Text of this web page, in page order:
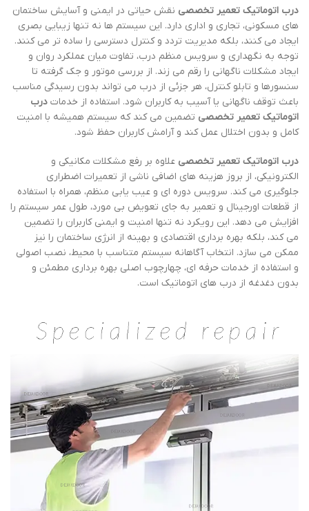
درب اتوماتیک تعمیر تخصصی نقش حیاتی در ایمنی و آسایش ساختمان
های مسکونی، تجاری و اداری دارد. این سیستم ها نه تنها زیبایی بصری
ایجاد می کنند، بلکه مدیریت تردد و کنترل دسترسی را ساده تر می کنند.
توجه به نگهداری و سرویس منظم درب، تفاوت میان عملکرد روان و
ایجاد مشکلات ناگهانی را رقم می زند. از بررسی موتور و جک گرفته تا
سنسورها و تابلو کنترل، هر جزئی از درب می تواند بدون رسیدگی مناسب
باعث توقف ناگهانی یا آسیب به کاربران شود. استفاده از خدمات درب
اتوماتیک تعمیر تخصصی تضمین می کند که سیستم همیشه با امنیت
کامل و بدون اختلال عمل کند و آرامش کاربران حفظ شود.
درب اتوماتیک تعمیر تخصصی علاوه بر رفع مشکلات مکانیکی و
الکترونیکی، از بروز هزینه های اضافی ناشی از تعمیرات اضطراری
جلوگیری می کند. سرویس دوره ای و عیب یابی منظم، همراه با استفاده
از قطعات اورجینال و تعمیر به جای تعویض بی مورد، طول عمر سیستم را
افزایش می دهد. این رویکرد نه تنها امنیت و ایمنی کاربران را تضمین
می کند، بلکه بهره برداری اقتصادی و بهینه از انرژی ساختمان را نیز
ممکن می سازد. انتخاب آگاهانه سیستم متناسب با محیط، نصب اصولی
و استفاده از خدمات حرفه ای، چهارچوب اصلی بهره برداری مطمئن و
بدون دغدغه از درب های اتوماتیک است.